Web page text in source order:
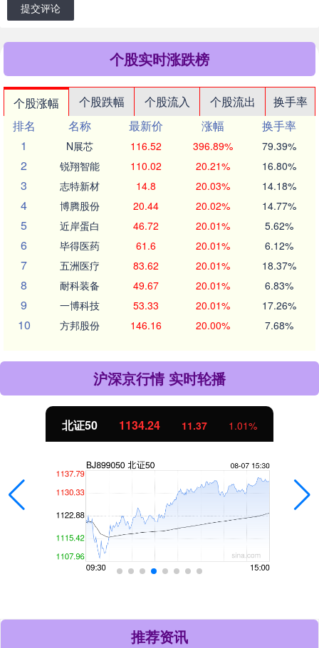
提交评论
个股实时涨跌榜
个股涨幅 个股跌幅 个股流入 个股流出
换手率
排名
名称 最新价 涨幅
换手率
1
N展芯 116.52 396.89% 79.39%
2 锐翔智能 110.02 20.21% 16.80%
3 志特新材 14.8 20.03% 14.18%
4 博腾股份 20.44 20.02% 14.77%
5 近岸蛋白 46.72 20.01% 5.62%
6 毕得医药 61.6 20.01% 6.12%
7 五洲医疗 83.62 20.01% 18.37%
8 耐科装备 49.67 20.01% 6.83%
9 一博科技 53.33 20.01% 17.26%
10 方邦股份 146.16 20.00% 7.68%
沪深京行情 实时轮播
创业板指 3563.12 47.56 1.35%
推荐资讯